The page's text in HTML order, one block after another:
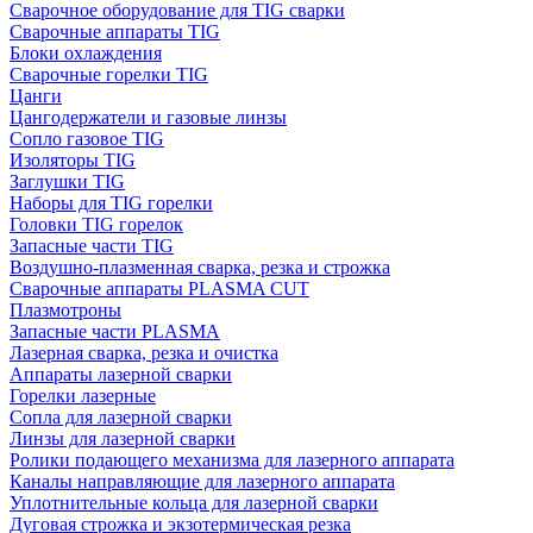
Сварочное оборудование для TIG сварки
Сварочные аппараты TIG
Блоки охлаждения
Сварочные горелки TIG
Цанги
Цангодержатели и газовые линзы
Сопло газовое TIG
Изоляторы TIG
Заглушки TIG
Наборы для TIG горелки
Головки TIG горелок
Запасные части TIG
Воздушно-плазменная сварка, резка и строжка
Сварочные аппараты PLASMA CUT
Плазмотроны
Запасные части PLASMA
Лазерная сварка, резка и очистка
Аппараты лазерной сварки
Горелки лазерные
Сопла для лазерной сварки
Линзы для лазерной сварки
Ролики подающего механизма для лазерного аппарата
Каналы направляющие для лазерного аппарата
Уплотнительные кольца для лазерной сварки
Дуговая строжка и экзотермическая резка